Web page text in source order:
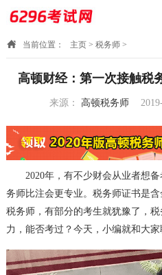
当前位置： 主页> 税务师>
高顿财经：第一次接触税
来源： 高顿税务师
2020年，有不少财会从业者想备
务师比注会更专业。税务师证书是
税务师，有部分的考生就犹豫了，
力，能否考过？今天，小编就和大家